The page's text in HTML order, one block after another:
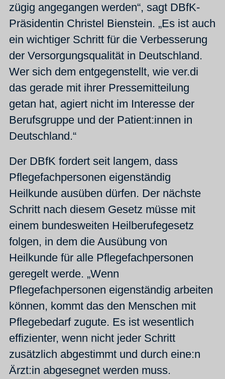
zügig angegangen werden“, sagt DBfK-
Präsidentin Christel Bienstein. „Es ist auch
ein wichtiger Schritt für die Verbesserung
der Versorgungsqualität in Deutschland.
Wer sich dem entgegenstellt, wie ver.di
das gerade mit ihrer Pressemitteilung
getan hat, agiert nicht im Interesse der
Berufsgruppe und der Patient:innen in
Deutschland.“
Der DBfK fordert seit langem, dass
Pflegefachpersonen eigenständig
Heilkunde ausüben dürfen. Der nächste
Schritt nach diesem Gesetz müsse mit
einem bundesweiten Heilberufegesetz
folgen, in dem die Ausübung von
Heilkunde für alle Pflegefachpersonen
geregelt werde. „Wenn
Pflegefachpersonen eigenständig arbeiten
können, kommt das den Menschen mit
Pflegebedarf zugute. Es ist wesentlich
effizienter, wenn nicht jeder Schritt
zusätzlich abgestimmt und durch eine:n
Ärzt:in abgesegnet werden muss.